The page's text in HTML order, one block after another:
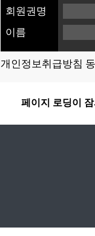
회원권명
이름
개인정보취급방침